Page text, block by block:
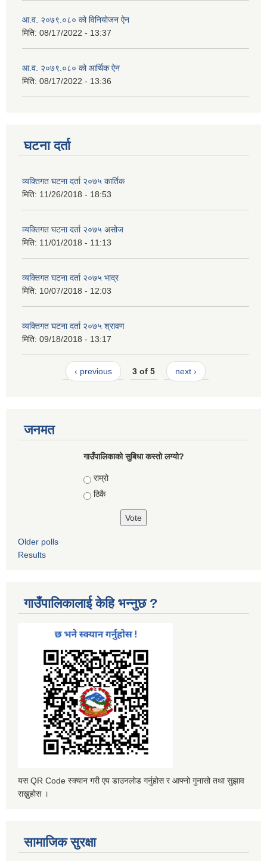
आ.व. २०७९.०८० को विनियोजन ऐन
मिति: 08/17/2022 - 13:37
आ.व. २०७९.०८० को आर्थिक ऐन
मिति: 08/17/2022 - 13:36
घटना दर्ता
व्यक्तिगत घटना दर्ता २०७५ कार्तिक
मिति: 11/26/2018 - 18:53
व्यक्तिगत घटना दर्ता २०७५ असोज
मिति: 11/01/2018 - 11:13
व्यक्तिगत घटना दर्ता २०७५ भाद्र
मिति: 10/07/2018 - 12:03
व्यक्तिगत घटना दर्ता २०७५ श्रावण
मिति: 09/18/2018 - 13:17
‹ previous 3 of 5 next ›
जनमत
गाउँपालिकाको सुबिधा कस्तो लग्यो?
Choices
राम्रो
ठिकै
Older polls
Results
गाउँपालिकालाई केहि भन्नुछ ?
यस QR Code स्क्यान गरी एप डाउनलोड गर्नुहोस र आफ्नो गुनासो तथा सुझाव
राख्नुहोस ।
सामाजिक सुरक्षा